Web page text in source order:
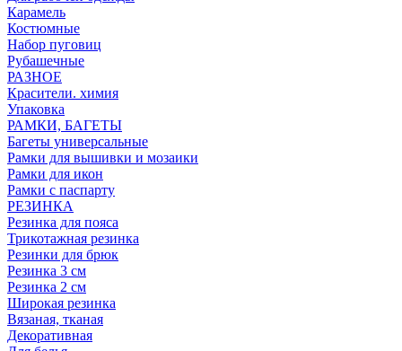
Карамель
Костюмные
Набор пуговиц
Рубашечные
РАЗНОЕ
Красители. химия
Упаковка
РАМКИ, БАГЕТЫ
Багеты универсальные
Рамки для вышивки и мозаики
Рамки для икон
Рамки с паспарту
РЕЗИНКА
Резинка для пояса
Трикотажная резинка
Резинки для брюк
Резинка 3 см
Резинка 2 см
Широкая резинка
Вязаная, тканая
Декоративная